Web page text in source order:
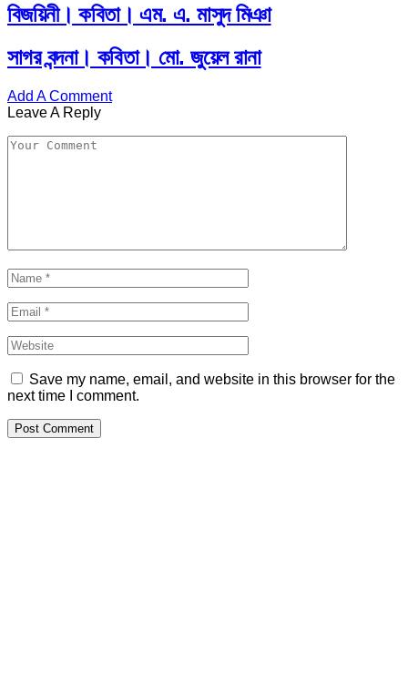
বিজয়িনী। কবিতা। এম. এ. মাসুদ মিঞা
সাগর বন্দনা। কবিতা। মো. জুয়েল রানা
Add A Comment
Leave A Reply
Save my name, email, and website in this browser for the
next time I comment.